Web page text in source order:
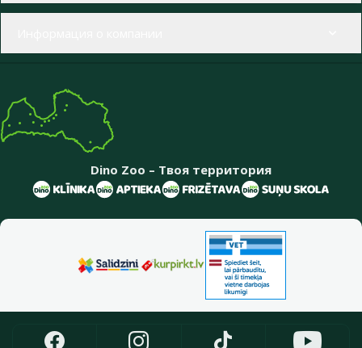
Dino Zoo – Твоя территория